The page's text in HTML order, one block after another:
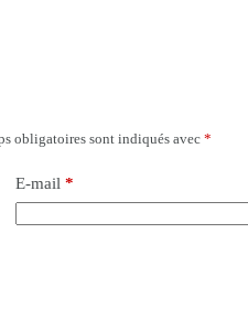
obligatoires sont indiqués avec *
E-mail *